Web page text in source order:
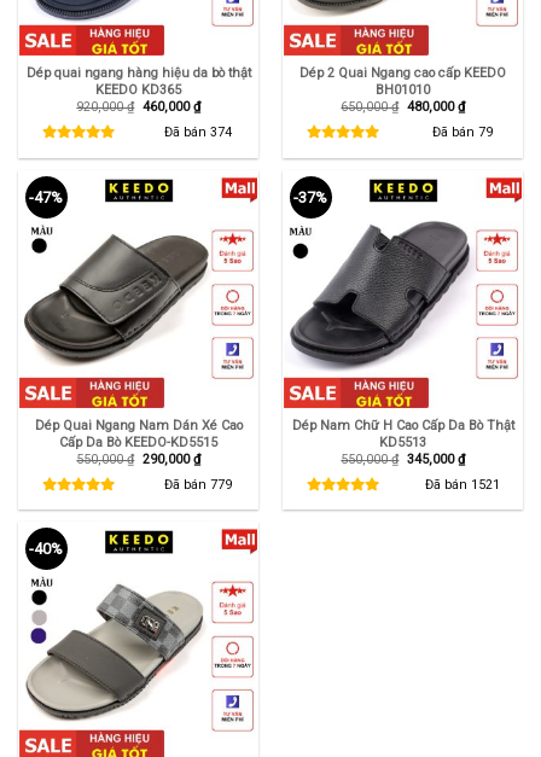
Dép quai ngang hàng hiệu da bò thật
KEEDO KD365
920,000₫ Giá
460,000₫Giá
hiện
tại
Đã bán 374
Dép 2 Quai Ngang cao cấp KEEDO
BH01010
650,000₫ Giá
480,000₫Giá
hiện
tại
Đã bán 79
-47%
Dép Quai Ngang Nam Dán Xé Cao
Cấp Da Bò KEEDO-KD5515
550,000₫ Giá
550,000 ₫.
290,000₫Giá
hiện
tại
là:
290,000 ₫.
Đã bán 779
-37%
Dép Nam Chữ H Cao Cấp Da Bò Thật
KD5513
550,000₫ Giá
550,000 ₫.
345,000₫Giá
hiện
tại
là:
345,000 ₫.
Đã bán 1521
-40%